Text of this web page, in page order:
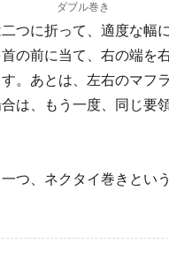
ダブル巻き
つに折って、適度な幅
の前に当て、右の端を
。あとは、左右のマフ
は、もう一度、同じ要
つ、ネクタイ巻きとい